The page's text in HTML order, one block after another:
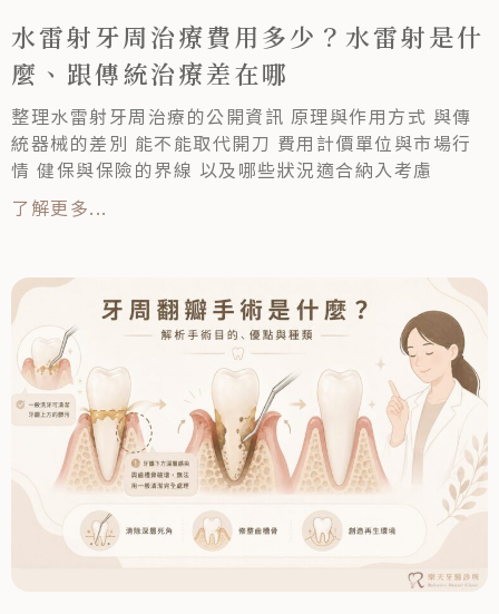
水雷射牙周治療費用多少？水雷射是什
麼、跟傳統治療差在哪
整理水雷射牙周治療的公開資訊 原理與作用方式 與傳
統器械的差別 能不能取代開刀 費用計價單位與市場行
情 健保與保險的界線 以及哪些狀況適合納入考慮
了解更多...